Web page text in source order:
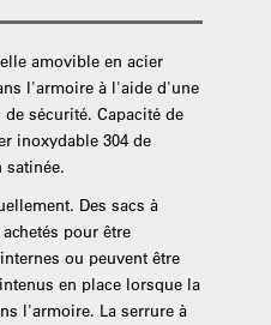
amovible en acier
l'armoire à l'aide d'une
sécurité. Capacité de
inoxydable 304 de
satinée.
Des sacs à
pour être
ou peuvent être
en place lorsque la
l'armoire. La serrure à